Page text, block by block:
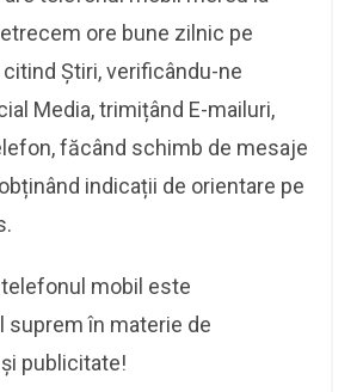
ore bune zilnic pe
Știri, verificându-ne
Media, trimițând E-mailuri,
făcând schimb de mesaje
indicații de orientare pe
telefonul mobil este
suprem în materie de
publicitate!